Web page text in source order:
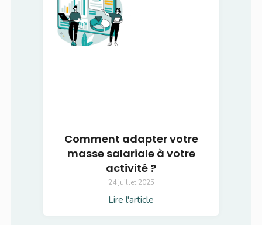
Comment adapter votre
masse salariale à votre
activité ?
24 juillet 2025
Lire l'article